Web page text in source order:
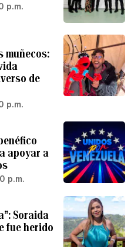
p.m.
muñecos:
de
p.m.
apoyar a
p.m.
Soraida
fue herido